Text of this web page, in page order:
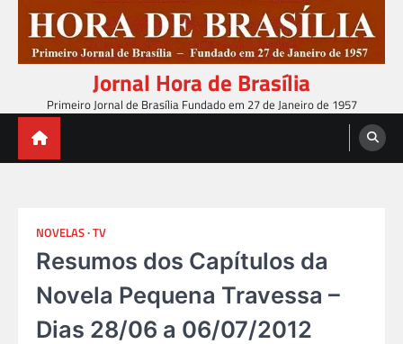
content
Jornal Hora de Brasília
Primeiro Jornal de Brasília Fundado em 27 de Janeiro de 1957
NOVELAS TV
Resumos dos Capítulos da
Novela Pequena Travessa –
Dias 28/06 a 06/07/2012